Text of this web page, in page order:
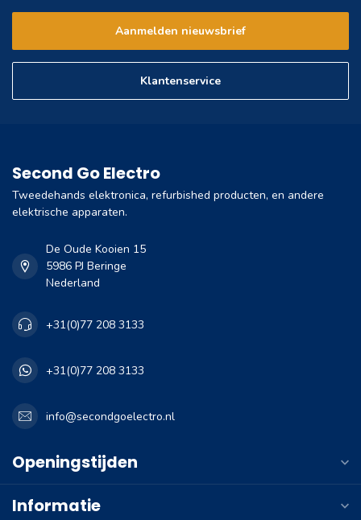
Aanmelden nieuwsbrief
Klantenservice
Second Go Electro
Tweedehands elektronica, refurbished producten, en andere
elektrische apparaten.
De Oude Kooien 15
5986 PJ Beringe
Nederland
+31(0)77 208 3133
+31(0)77 208 3133
info@secondgoelectro.nl
Openingstijden
Informatie